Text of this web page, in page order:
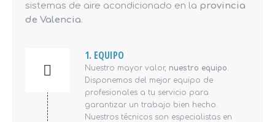
sistemas de aire acondicionado en la provincia
de Valencia.
1. EQUIPO
Nuestro mayor valor, nuestro equipo.
Disponemos del mejor equipo de
profesionales a tu servicio para
garantizar un trabajo bien hecho.
Nuestros técnicos son especialistas en